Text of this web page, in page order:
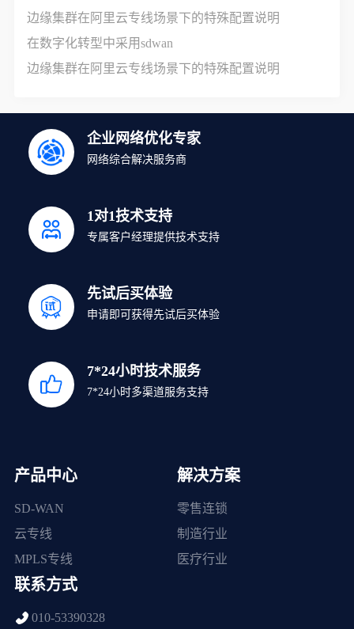
边缘集群在阿里云专线场景下的特殊配置说明
在数字化转型中采用sdwan
边缘集群在阿里云专线场景下的特殊配置说明
企业网络优化专家
网络综合解决服务商
1对1技术支持
专属客户经理提供技术支持
先试后买体验
申请即可获得先试后买体验
7*24小时技术服务
7*24小时多渠道服务支持
产品中心
SD-WAN
云专线
MPLS专线
解决方案
零售连锁
制造行业
医疗行业
联系方式
010-53390328